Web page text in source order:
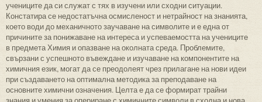
учениците да си служат с тях в изучени или сходни ситуации.
Констатира се недостатъчна осмисленост и нетрайност на знанията,
което води до механичното заучаване на символите и е една от
причините за понижаване на интереса и успеваемостта на учениците
в предмета Химия и опазване на околната среда. Проблемите,
свързани с успешното въвеждане и изучаване на компонентите на
химичния език, могат да се преодолеят чрез прилагане на нови идеи
при създаването на оптимална методика за преподаване на
основните химични означения. Целта е да се формират трайни